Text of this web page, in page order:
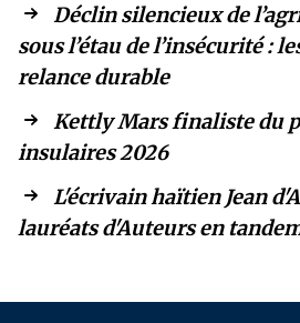
Déclin silencieux de
sous l’étau de l’insécurité :
relance durable
Kettly Mars finaliste du
insulaires 2026
L'écrivain haïtien Jean
lauréats d'Auteurs en